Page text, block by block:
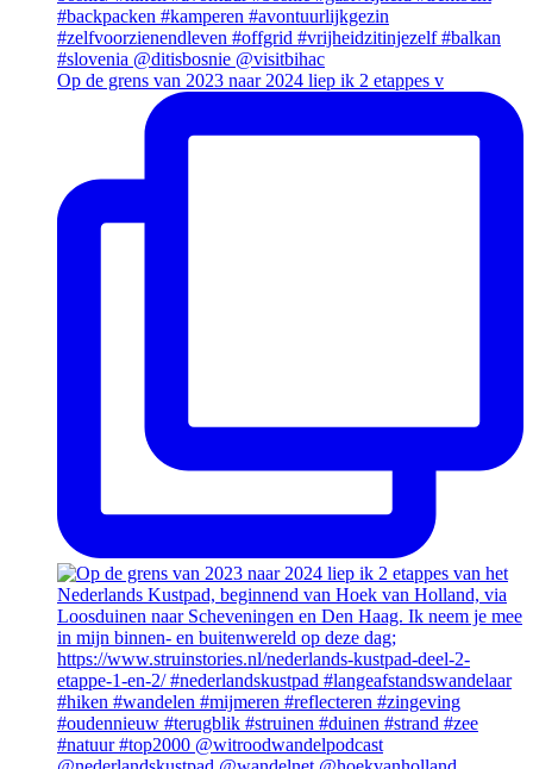
Op de grens van 2023 naar 2024 liep ik 2 etappes v